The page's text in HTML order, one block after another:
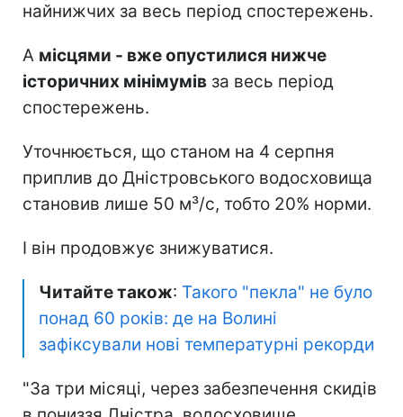
найнижчих за весь період спостережень.
А місцями - вже опустилися нижче
історичних мінімумів за весь період
спостережень.
Уточнюється, що станом на 4 серпня
приплив до Дністровського водосховища
становив лише 50 м³/с, тобто 20% норми.
І він продовжує знижуватися.
Читайте також: Такого "пекла" не було
понад 60 років: де на Волині
зафіксували нові температурні рекорди
"За три місяці, через забезпечення скидів